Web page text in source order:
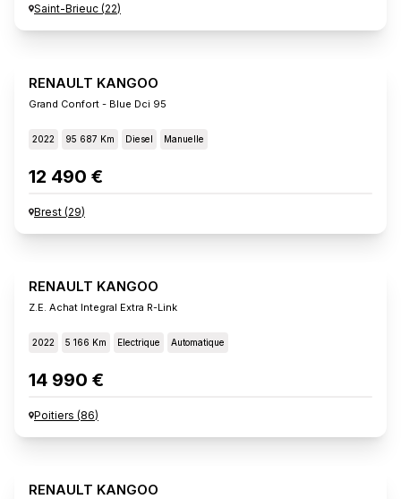
Saint-Brieuc (22)
RENAULT KANGOO
Grand Confort - Blue Dci 95
2022 95 687 Km Diesel Manuelle
12 490 €
Brest (29)
RENAULT KANGOO
Z.e. Achat Integral Extra R-Link
2022 5 166 Km Electrique Automatique
14 990 €
Poitiers (86)
RENAULT KANGOO